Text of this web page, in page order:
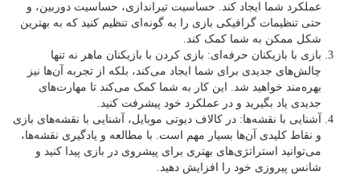
عملکرد شما ایجاد کند. حساسیت تیراندازی، حساسیت دوربین، و
حتی تنظیمات گرافیکی بازی را به گونه‌ای تنظیم کنید که به بهترین
شکل ممکن به شما کمک کند.
بازی با بازیکنان حرفه‌ای: بازی کردن با بازیکنان ماهر نه تنها
چالش‌های جدیدی برای شما ایجاد می‌کند، بلکه از تجربه آن‌ها نیز
بهره‌مند خواهید شد. این کار به شما کمک می‌کند تا مهارت‌های
جدیدی یاد بگیرید و در عملکرد خود پیشرفت کنید.
آشنایی با نقشه‌ها: در کالاف دیوتی موبایل، آشنایی با نقشه‌های بازی
و نقاط کلیدی آن‌ها بسیار مهم است. با مطالعه و یادگیری نقشه‌ها،
می‌توانید استراتژی‌های بهتری برای پیشروی در بازی پیدا کنید و
شانس پیروزی خود را افزایش دهید.